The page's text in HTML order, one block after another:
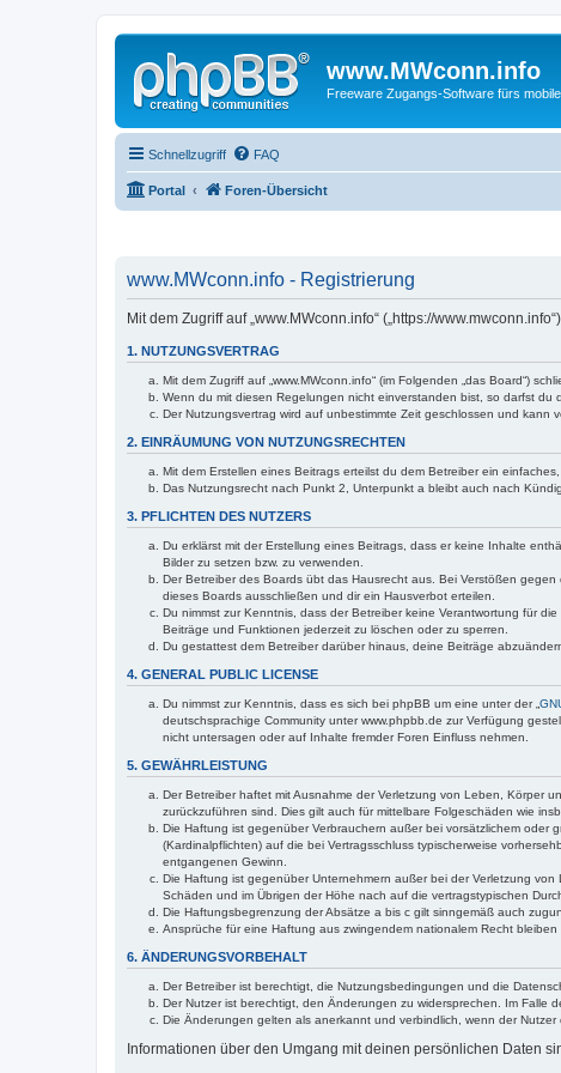
www.MWconn.info
Freeware Zugangs-Software fürs
Schnellzugriff FAQ
Portal Foren-Übersicht
www.MWconn.info - Registrierung
Mit dem Zugriff auf „www.MWconn.info“ („https://
1. NUTZUNGSVERTRAG
Mit dem Zugriff auf „www.MWconn.info“ (im Folgenden „das Board“)
Wenn du mit diesen Regelungen nicht einverstanden bist, so darfst
Der Nutzungsvertrag wird auf unbestimmte Zeit geschlossen und
2. EINRÄUMUNG VON NUTZUNGSRECHTEN
Mit dem Erstellen eines Beitrags erteilst du dem Betreiber ein
Das Nutzungsrecht nach Punkt 2, Unterpunkt a bleibt auch nach
3. PFLICHTEN DES NUTZERS
Du erklärst mit der Erstellung eines Beitrags, dass er keine Inhalte
Bilder zu setzen bzw. zu verwenden.
Der Betreiber des Boards übt das Hausrecht aus. Bei Verstößen
dieses Boards ausschließen und dir ein Hausverbot erteilen.
Du nimmst zur Kenntnis, dass der Betreiber keine Verantwortung für
Beiträge und Funktionen jederzeit zu löschen oder zu sperren.
Du gestattest dem Betreiber darüber hinaus, deine Beiträge
4. GENERAL PUBLIC LICENSE
Du nimmst zur Kenntnis, dass es sich bei phpBB um eine unter der „
deutschsprachige Community unter www.phpbb.de zur Verfügung
nicht untersagen oder auf Inhalte fremder Foren Einfluss nehmen.
5. GEWÄHRLEISTUNG
Der Betreiber haftet mit Ausnahme der Verletzung von Leben, Körper
zurückzuführen sind. Dies gilt auch für mittelbare Folgeschäden wie
Die Haftung ist gegenüber Verbrauchern außer bei vorsätzlichem oder
(Kardinalpflichten) auf die bei Vertragsschluss typischerweise
entgangenen Gewinn.
Die Haftung ist gegenüber Unternehmern außer bei der Verletzung
Schäden und im Übrigen der Höhe nach auf die vertragstypischen
Die Haftungsbegrenzung der Absätze a bis c gilt sinngemäß auch
Ansprüche für eine Haftung aus zwingendem nationalem Recht bleiben
6. ÄNDERUNGSVORBEHALT
Der Betreiber ist berechtigt, die Nutzungsbedingungen und die
Der Nutzer ist berechtigt, den Änderungen zu widersprechen. Im Falle
Die Änderungen gelten als anerkannt und verbindlich, wenn der Nutzer
Informationen über den Umgang mit deinen persönlichen Daten